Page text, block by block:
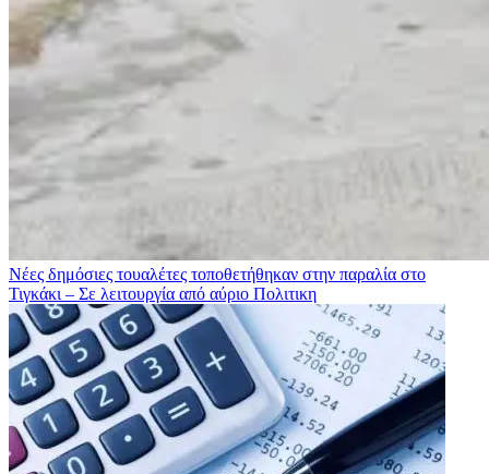
Νέες δημόσιες τουαλέτες τοποθετήθηκαν στην παραλία στο
Τιγκάκι – Σε λειτουργία από αύριο Πολιτικη